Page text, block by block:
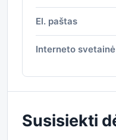
El. paštas
Interneto svetainė
Susisiekti